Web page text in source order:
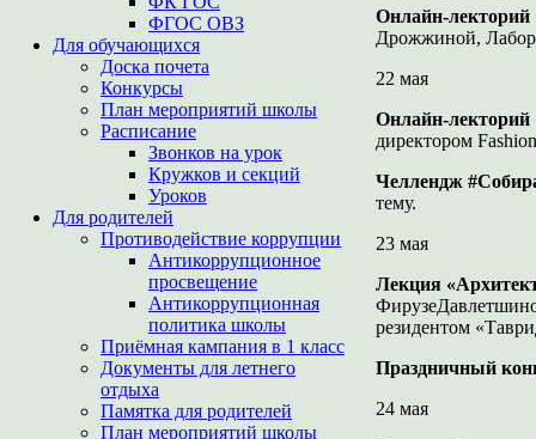
ФГОС ОВЗ
Для обучающихся
Доска почета
Конкурсы
План мероприятий школы
Расписание
Звонков на урок
Кружков и секций
Уроков
Для родителей
Противодействие коррупции
Антикоррупционное
просвещение
Антикоррупционная
политика школы
Приёмная кампания в 1 класс
Документы для летнего
отдыха
Памятка для родителей
План мероприятий школы
Онлайн-лекторий
Дрожжиной,
22 мая
Онлайн-лекторий
директором
Челлендж
тему.
23 мая
Лекция
резидентом
Праздничный
24 мая